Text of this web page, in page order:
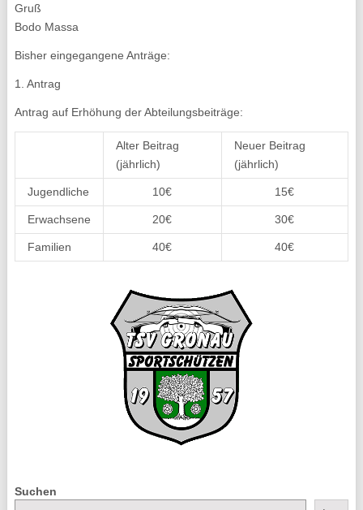
Gruß
Bodo Massa
Bisher eingegangene Anträge:
1. Antrag
Antrag auf Erhöhung der Abteilungsbeiträge:
Alter Beitrag
(jährlich)
Neuer Beitrag
(jährlich)
Jugendliche 10€ 15€
Erwachsene 20€ 30€
Familien 40€ 40€
Suchen